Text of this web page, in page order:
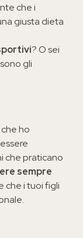
che i
giusta dieta
? O sei
gli
ho
che praticano
sempre
che i tuoi figli